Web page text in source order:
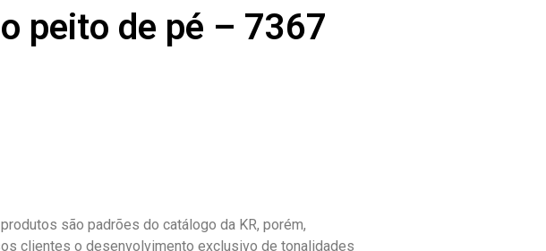
peito de pé – 7367
são padrões do catálogo da KR, porém,
clientes o desenvolvimento exclusivo de tonalidades